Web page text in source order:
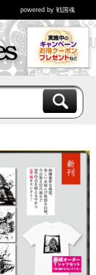
powered by 戦国魂